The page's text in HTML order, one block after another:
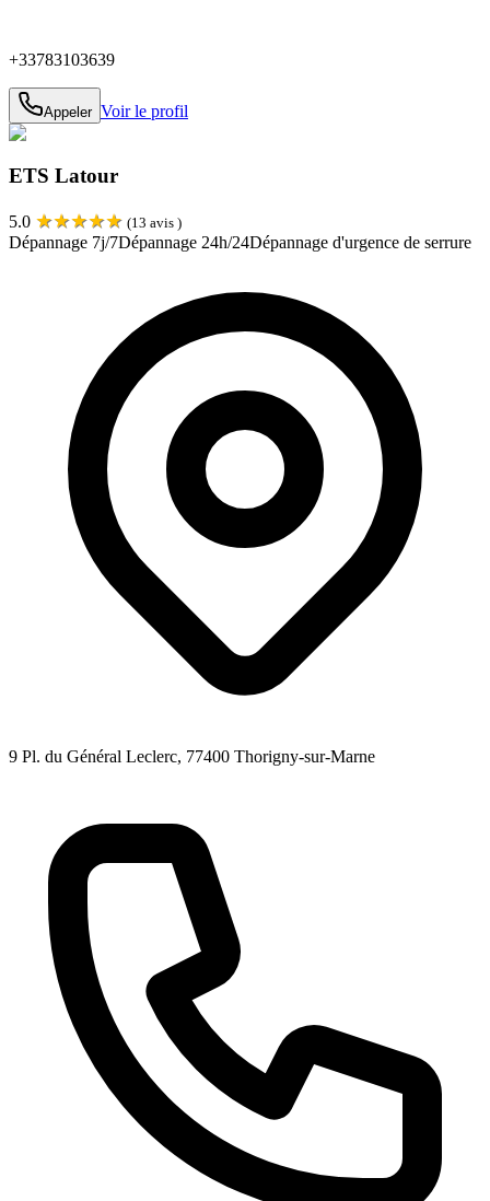
+33783103639
Appeler Voir le profil
ETS Latour
5.0 ★★★★★ (13 avis )
Dépannage 7j/7Dépannage 24h/24Dépannage d'urgence de serrure
9 Pl. du Général Leclerc, 77400 Thorigny-sur-Marne